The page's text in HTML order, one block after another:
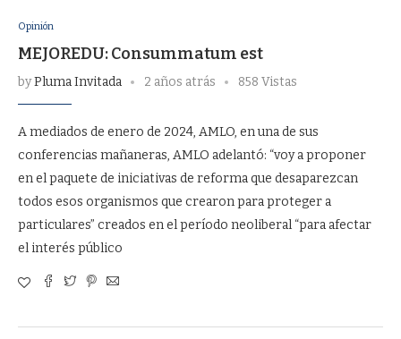
Opinión
MEJOREDU: Consummatum est
byPluma Invitada 2 años atrás 858 Vistas
A mediados de enero de 2024, AMLO, en una de sus
conferencias mañaneras, AMLO adelantó: “voy a proponer
en el paquete de iniciativas de reforma que desaparezcan
todos esos organismos que crearon para proteger a
particulares” creados en el período neoliberal “para afectar
el interés público